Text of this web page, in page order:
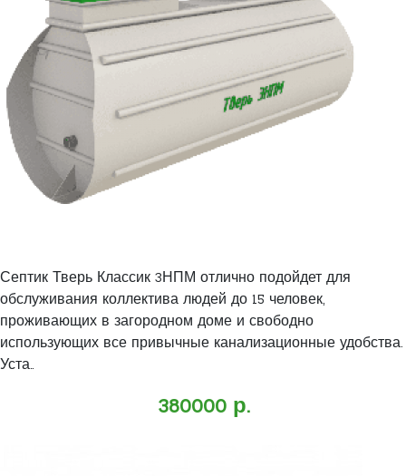
Септик Тверь Классик 3НПМ отлично подойдет для
обслуживания коллектива людей до 15 человек,
проживающих в загородном доме и свободно
использующих все привычные канализационные удобства.
Уста..
380000 р.